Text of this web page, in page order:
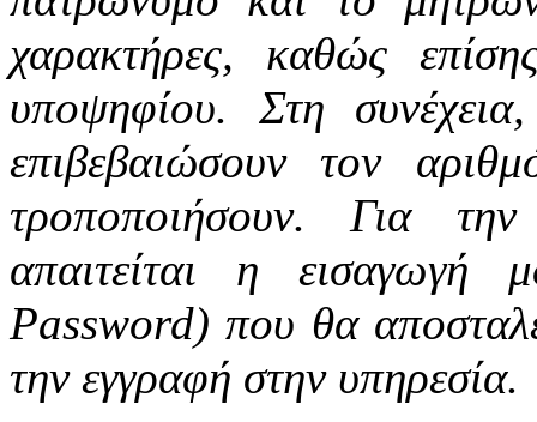
χαρακτήρες, καθώς
υποψηφίου. Στη
επιβεβαιώσουν τον
τροποποιήσουν. Για
απαιτείται η εισαγωγή
Password) που θα
την εγγραφή στην υπηρεσία.